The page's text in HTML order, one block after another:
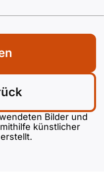
Bilder und
künstlicher